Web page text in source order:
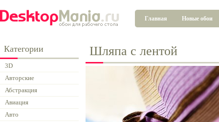
Главная Новые обои
Категории
3D
Авторские
Абстракция
Авиация
Авто
Шляпа с лентой